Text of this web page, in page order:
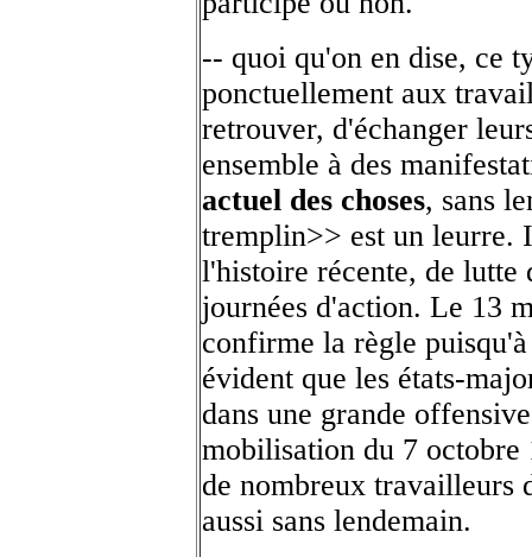
-- quoi qu'on en dise, ce
ponctuellement aux
retrouver, d'échanger
ensemble à des
actuel des choses, sans
tremplin>> est un leurre.
l'histoire récente, de lutte
journées d'action. Le 13
confirme la règle
évident que les états-
dans une grande
mobilisation du 7
de nombreux travailleurs
aussi sans lendemain.